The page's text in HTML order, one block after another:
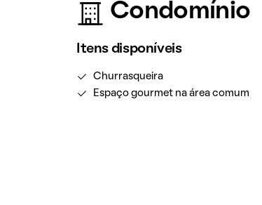
Condomínio
Itens disponíveis
Churrasqueira
Espaço gourmet na área comum